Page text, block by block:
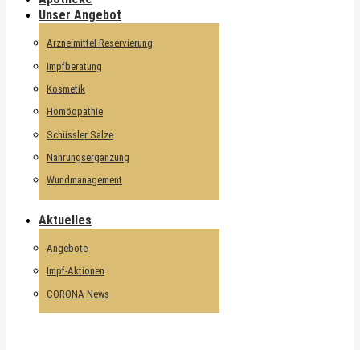
Unser Angebot
Arzneimittel Reservierung
Impfberatung
Kosmetik
Homöopathie
Schüssler Salze
Nahrungsergänzung
Wundmanagement
Aktuelles
Angebote
Impf-Aktionen
CORONA News